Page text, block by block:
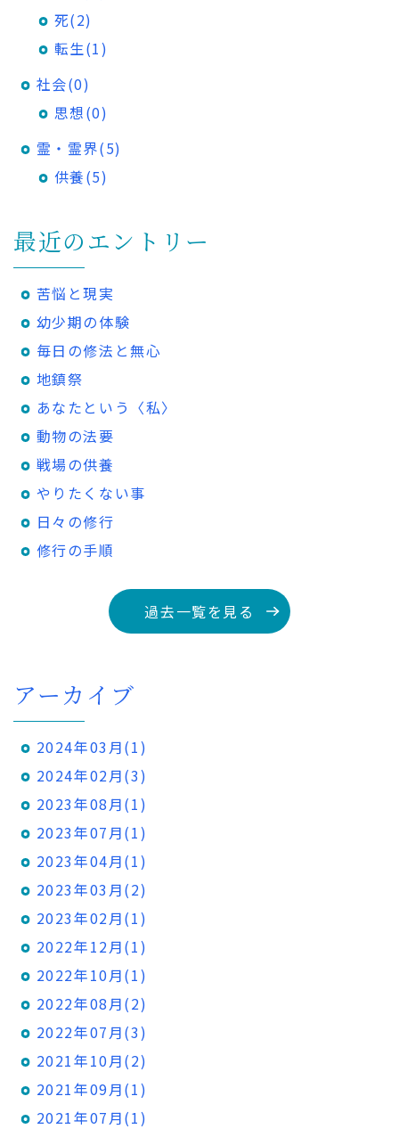
死(2)
転生(1)
社会(0)
思想(0)
霊・霊界(5)
供養(5)
最近のエントリー
苦悩と現実
幼少期の体験
毎日の修法と無心
地鎮祭
あなたという〈私〉
動物の法要
戦場の供養
やりたくない事
日々の修行
修行の手順
過去一覧を見る
アーカイブ
2024年03月(1)
2024年02月(3)
2023年08月(1)
2023年07月(1)
2023年04月(1)
2023年03月(2)
2023年02月(1)
2022年12月(1)
2022年10月(1)
2022年08月(2)
2022年07月(3)
2021年10月(2)
2021年09月(1)
2021年07月(1)